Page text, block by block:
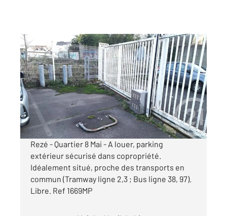
REZE 44
15 m2
Ref : 56302
Parking à louer
50 €
par mois charges comprises
Rezé - Quartier 8 Mai - A louer, parking
extérieur sécurisé dans copropriété.
Idéalement situé, proche des transports en
commun (Tramway ligne 2,3 ; Bus ligne 38, 97).
Libre. Ref 1669MP